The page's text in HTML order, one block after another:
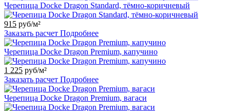
Черепица Docke Dragon Standard, тёмно-коричневый
915 руб/м²
Заказать расчет Подробнее
Черепица Docke Dragon Premium, капучино
1 225 руб/м²
Заказать расчет Подробнее
Черепица Docke Dragon Premium, вагаси